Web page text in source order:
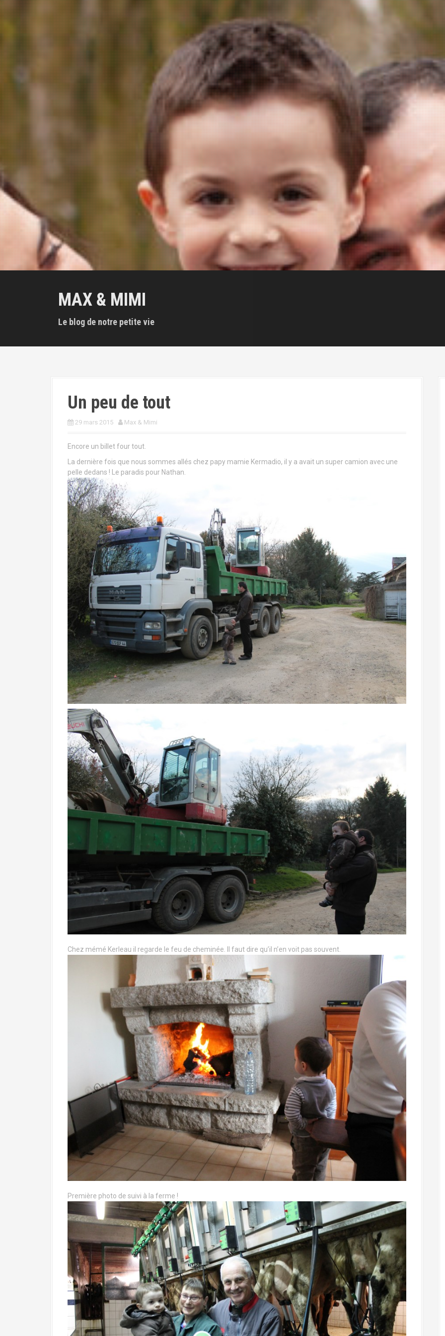
MAX & MIMI
Le blog de notre petite vie
Un peu de tout
29 mars 2015 Max & Mimi
Encore un billet four tout.
La dernière fois que nous sommes allés chez papy mamie Kermadio, il y a avait un super camion avec une
pelle dedans ! Le paradis pour Nathan.
Chez mémé Kerleau il regarde le feu de cheminée. Il faut dire qu’il n’en voit pas souvent.
Première photo de suivi à la ferme !